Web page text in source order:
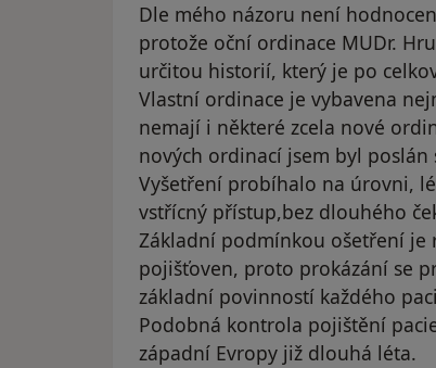
Dle mého názoru není
protože oční ordinace MUDr.
určitou historií, který je po
Vlastní ordinace je vybavena
nemají i některé zcela nové
nových ordinací jsem byl
Vyšetření probíhalo na úrovni,
vstřícný přístup,bez dlouhého
Základní podmínkou ošetření je
pojišťoven, proto prokázání se
základní povinností každého
Podobná kontrola pojištění
západní Evropy již dlouhá léta.